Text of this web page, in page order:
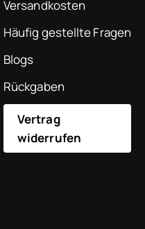
Versandkosten
Häufig gestellte Fragen
Blogs
Rückgaben
Vertrag
widerrufen